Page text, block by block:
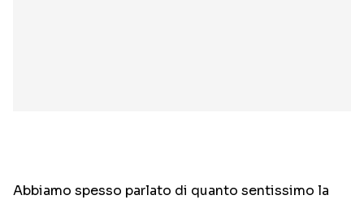
Abbiamo spesso parlato di quanto sentissimo la